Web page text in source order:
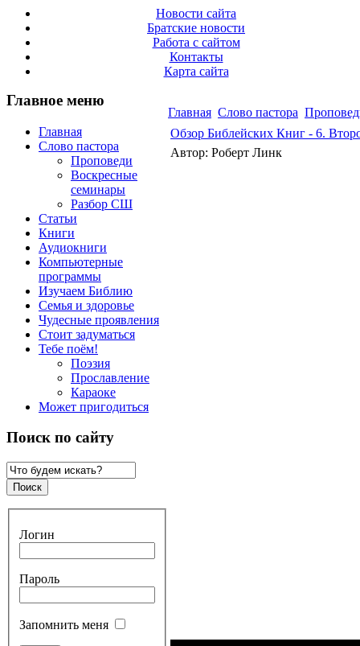
Новости сайта
Братские новости
Работа с сайтом
Контакты
Карта сайта
Главное меню
Главная
Слово пастора
Проповеди
Воскресные
семинары
Разбор СШ
Статьи
Книги
Аудиокниги
Компьютерные
программы
Изучаем Библию
Семья и здоровье
Чудесные проявления
Стоит задуматься
Тебе поём!
Поэзия
Прославление
Караоке
Может пригодиться
Поиск по сайту
Логин
Пароль
Запомнить меня
Главная Слово пастора
Обзор Библейских Книг - 6.
Автор: Роберт Линк